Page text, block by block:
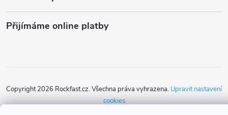
Přijímáme online platby
Copyright 2026 Rockfast.cz. Všechna práva vyhrazena. Upravit nastavení
cookies